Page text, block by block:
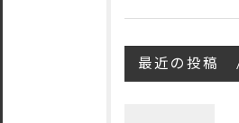
最近の投稿